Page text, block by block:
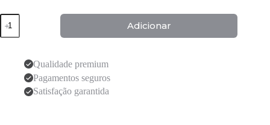
Quantidade
de
Colar
Pesavento
Adicionar
Qualidade premium
Pagamentos seguros
Satisfação garantida